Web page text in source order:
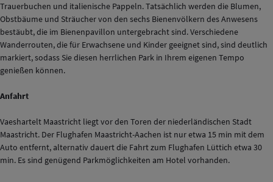
Trauerbuchen und italienische Pappeln. Tatsächlich werden die Blumen,
Obstbäume und Sträucher von den sechs Bienenvölkern des Anwesens
bestäubt, die im Bienenpavillon untergebracht sind. Verschiedene
Wanderrouten, die für Erwachsene und Kinder geeignet sind, sind deutlich
markiert, sodass Sie diesen herrlichen Park in Ihrem eigenen Tempo
genießen können.
Anfahrt
Vaeshartelt Maastricht liegt vor den Toren der niederländischen Stadt
Maastricht. Der Flughafen Maastricht-Aachen ist nur etwa 15 min mit dem
Auto entfernt, alternativ dauert die Fahrt zum Flughafen Lüttich etwa 30
min. Es sind genügend Parkmöglichkeiten am Hotel vorhanden.